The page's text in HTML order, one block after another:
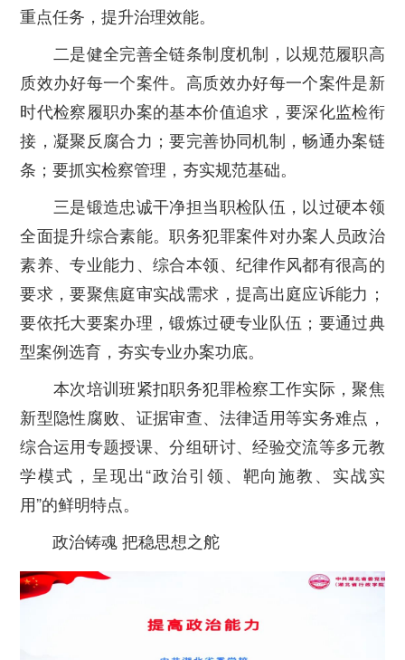
重点任务，提升治理效能。
二是健全完善全链条制度机制，以规范履职高
质效办好每一个案件。 高质效办好每一个案件是新
时代检察履职办案的基本价值追求，要深化监检衔
接，凝聚反腐合力；要完善协同机制，畅通办案链
条；要抓实检察管理，夯实规范基础。
三是锻造忠诚干净担当职检队伍，以过硬本领
全面提升综合素能。职务犯罪案件对办案人员政治
素养、专业能力、综合本领、纪律作风都有很高的
要求，要聚焦庭审实战需求，提高出庭应诉能力；
要依托大要案办理，锻炼过硬专业队伍；要通过典
型案例选育，夯实专业办案功底。
本次培训班紧扣职务犯罪检察工作实际，聚焦
新型隐性腐败、证据审查、法律适用等实务难点，
综合运用专题授课、分组研讨、经验交流等多元教
学模式，呈现出“政治引领、靶向施教、实战实
用”的鲜明特点。
政治铸魂 把稳思想之舵